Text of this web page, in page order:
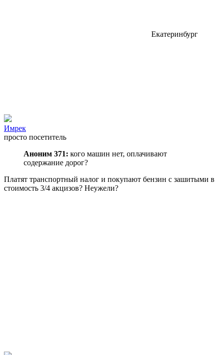
Екатеринбург
Имрек
просто посетитель
Аноним 371: кого машин нет, оплачивают
содержание дорог?
Платят транспортный налог и покупают бензин с зашитыми в
стоимость 3/4 акцизов? Неужели?